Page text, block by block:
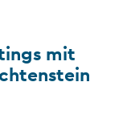
mit